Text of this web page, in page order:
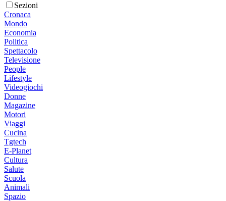
Sezioni
Cronaca
Mondo
Economia
Politica
Spettacolo
Televisione
People
Lifestyle
Videogiochi
Donne
Magazine
Motori
Viaggi
Cucina
Tgtech
E-Planet
Cultura
Salute
Scuola
Animali
Spazio